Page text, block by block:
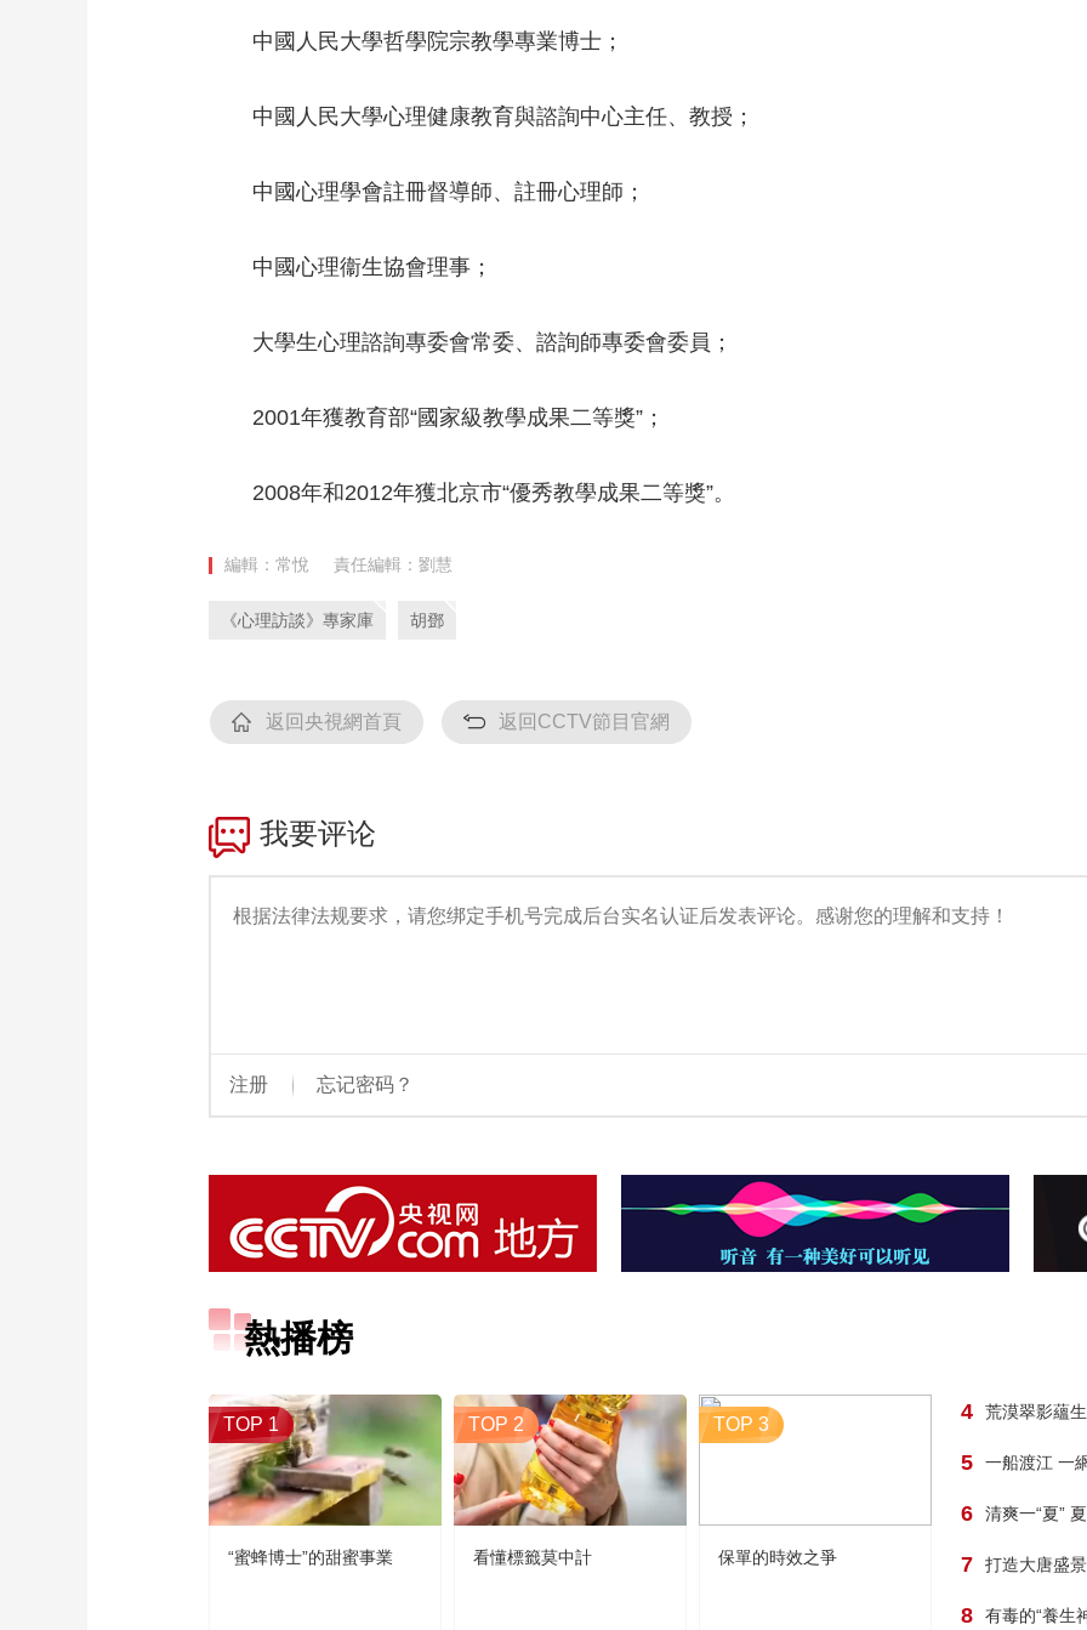
中國人民大學哲學院宗教學專業博士；
中國人民大學心理健康教育與諮詢中心主任、教授；
中國心理學會註冊督導師、註冊心理師；
中國心理衞生協會理事；
大學生心理諮詢專委會常委、諮詢師專委會委員；
2001年獲教育部“國家級教學成果二等獎”；
2008年和2012年獲北京市“優秀教學成果二等獎”。
編輯：常悅 責任編輯：劉慧
《心理訪談》專家庫 胡鄧
返回央視網首頁 返回CCTV節目官網
熱播榜
TOP 1
“蜜蜂博士”的甜蜜事業
TOP 2
看懂標籤莫中計
TOP 3
保單的時效之爭
4 荒漠翠影蘊
5 一船渡江 一
6 清爽一“夏”
7 打造大唐盛
8 有毒的“養生